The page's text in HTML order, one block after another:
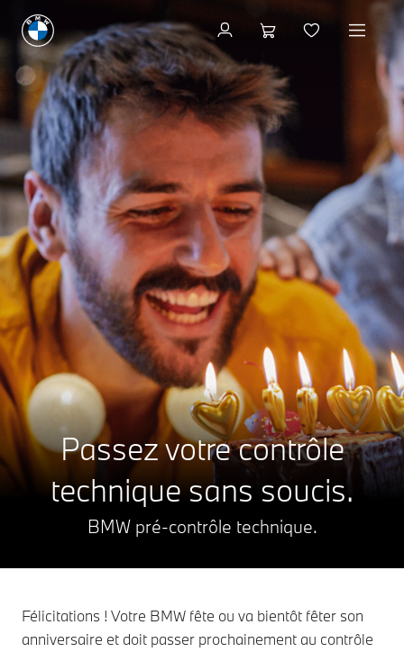
Passez votre contrôle
technique sans soucis.
BMW pré-contrôle technique.
Félicitations ! Votre BMW fête ou va bientôt fêter son
anniversaire et doit passer prochainement au contrôle